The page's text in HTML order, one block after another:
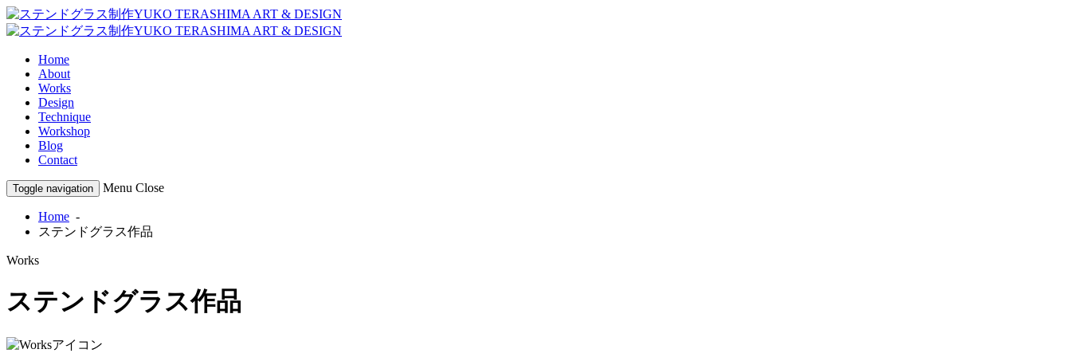
Home
About
Works
Design
Technique
Workshop
Blog
Contact
Toggle navigation Menu Close
Home -
ステンドグラス作品
Works
ステンドグラス作品